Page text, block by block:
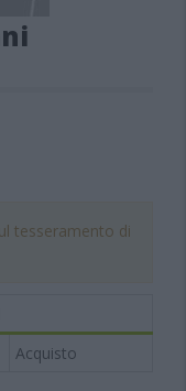
tesseramento di
Acquisto